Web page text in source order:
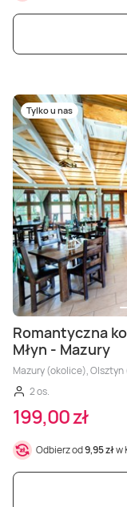
Tylko u nas
Romantyczna
Młyn - Mazury
Mazury (okolice),
2 os.
199,00 zł
Odbierz od9,95 złw